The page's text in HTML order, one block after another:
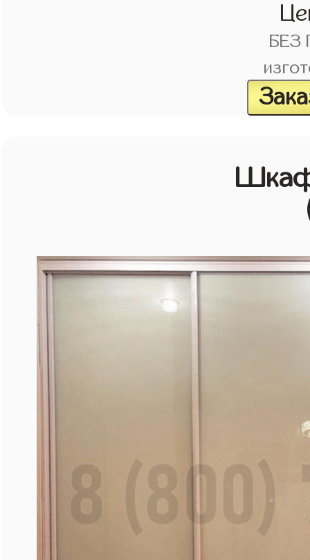
БЕЗ
Шкаф